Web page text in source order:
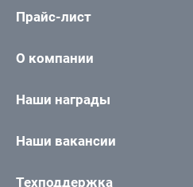
Прайс-лист
О компании
Наши награды
Наши вакансии
Техподдержка